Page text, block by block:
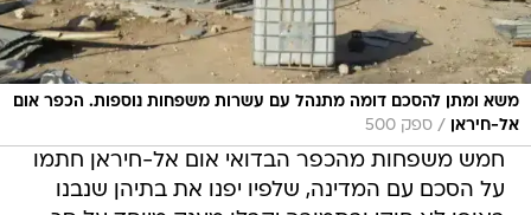
משא ומתן להסכם דומה מתנהל עם עשרות משפחות נוספות. הכפר אום
אל-חיראן
/ ספק 500
חמש משפחות מהכפר הבדואי אום אל-חיראן חתמו
על הסכם עם המדינה, שלפיו יפנו את בתיהן שנבנו